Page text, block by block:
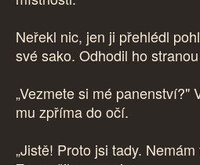
Neřekl nic, jen ji přehlédl
své sako. Odhodil ho
„Vezmete si mé panenství?"
mu zpříma do očí.
„Jistě! Proto jsi tady.